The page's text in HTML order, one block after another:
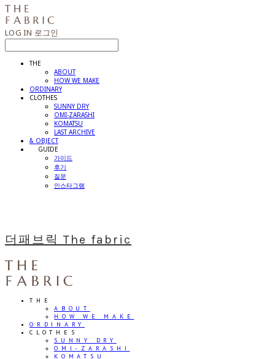
LOG IN 로그인
THE
ABOUT
HOW WE MAKE
ORDINARY
CLOTHES
SUNNY DRY
OMI-ZARASHI
KOMATSU
LAST ARCHIVE
& OBJECT
⠀⠀GUIDE
가이드
후기
질문
인스타그램
더패브릭 The fabric
THE
ABOUT
HOW WE MAKE
ORDINARY
CLOTHES
SUNNY DRY
OMI-ZARASHI
KOMATSU